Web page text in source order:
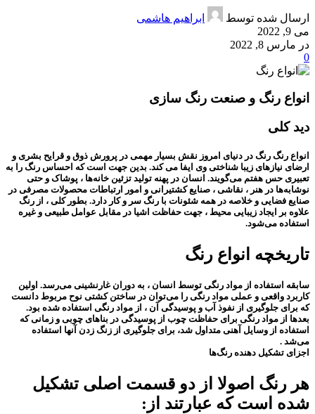
ارسال شده توسط
ابراهیم هاشمی
می 9, 2022
در مارس 8, 2022
0
انواع رنگ و صنعت رنگ سازی
دید کلی
انواع رنگ رنگ در دنیای امروز نقش بسیار مهمی در پرورش ذوق و قرایح بشری و
ارضای نیازهای زیبا شناختی وی ایفا می کند. بدین جهت است که احساس رنگ را به
تعبیری حس هفتم می‌گویند. انسان در پهنه تولید تزئین خانه‌ها ، پوشاک و حتی
نوشابه‌ها در هنر ، نقاشی ، صنایع کشتیرانی و امور ارتباطات محصولات مصرفی در
صنایع فضایی و خلاصه در همه شئونات با رنگ سر و کار دارد. بطور کلی ، از رنگ
علاوه بر ایجاد زیبایی محیط ، جهت حفاظت اشیا در مقابل عوامل طبیعی و غیره
استفاده می‌شود.
تاریخچه انواع رنگ
سابقه استفاده از مواد رنگی توسط انسان ، به دوران غارنشینی می‌رسد. اولین
کاربرد واقعی و عملی مواد رنگی را می‌توان در ساختن کشتی نوح مربوط دانست
که برای جلوگیری از نفوذ آب و پوسیدگی آن ، از مواد رنگی استفاده شده بود.
بعدها از مواد رنگی برای حفاظت چوب از پوسیدگی در بناهای چوبی و زمانی که
استفاده از وسایل آهنی متداول شد، برای جلوگیری از زنگ زدن آنها استفاده
می‌شد .
اجزای تشکیل دهنده رنگ‌ها
هر رنگ اصولا از دو قسمت اصلی تشکیل
شده است که عبارتند از: